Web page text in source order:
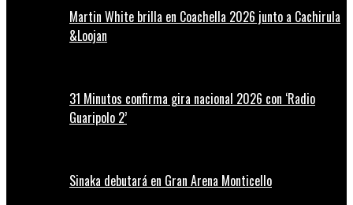
Martin White brilla en Coachella 2026 junto a Cachirula
&Loojan
31 Minutos confirma gira nacional 2026 con ‘Radio
Guaripolo 2’
Sinaka debutará en Gran Arena Monticello